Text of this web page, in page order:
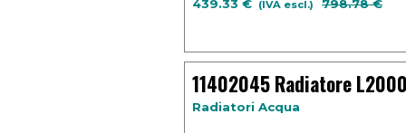
MAN - Trucks F 2000 Cilindrata: 9973cc
439.33 € (IVA escl.) Prezzo
798.78 €
11402045 Radiatore
Radiatori Acqua